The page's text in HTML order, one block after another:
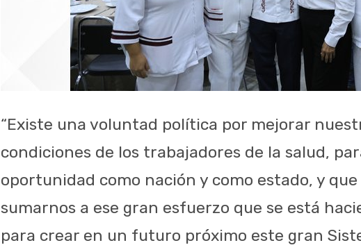
“Existe una voluntad política por mejorar
condiciones de los trabajadores de la salud,
oportunidad como nación y como estado, y
sumarnos a ese gran esfuerzo que se está
para crear en un futuro próximo este gran